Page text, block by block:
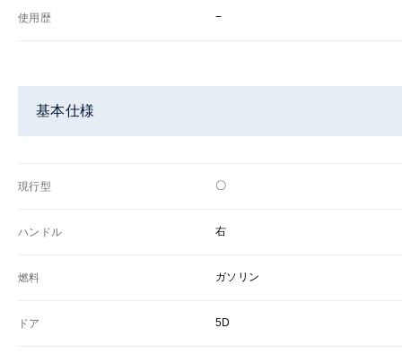
使用歴 −
基本仕様
現行型 〇
ハンドル 右
燃料 ガソリン
ドア 5D